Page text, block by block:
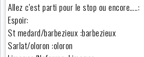
Allez c'est parti pour le stop ou encore…..:
Espoir:
St medard/barbezieux :barbezieux
Sarlat/oloron :oloron